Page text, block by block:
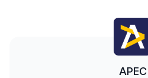
APEC